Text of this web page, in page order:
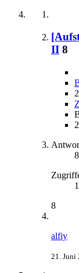
II 8
8
8
alfiy
21. Juni